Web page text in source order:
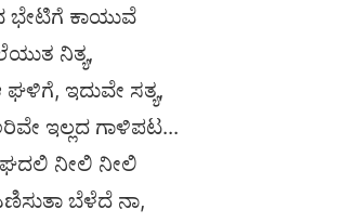
ಭೇಟಿಗೆ ಕಾಯುವೆ
ನಿತ್ಯ,
ಘಳಿಗೆ, ಇದುವೇ ಸತ್ಯ,
ಇಲ್ಲದ ಗಾಳಿಪಟ...
ನೀಲಿ ನೀಲಿ
ಬೆಳೆದೆ ನಾ,